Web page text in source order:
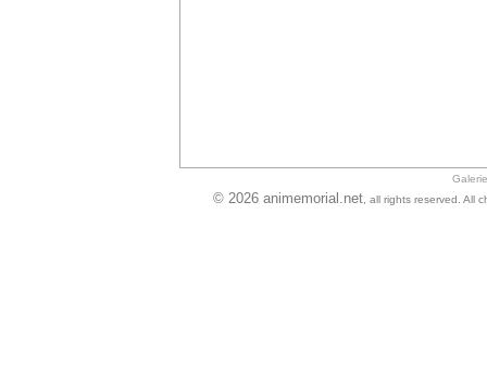
Galerie
© 2026 animemorial.net, all rights reserved. All